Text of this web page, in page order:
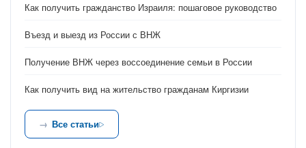
Как получить гражданство Израиля: пошаговое руководство
Въезд и выезд из России с ВНЖ
Получение ВНЖ через воссоединение семьи в России
Как получить вид на жительство гражданам Киргизии
Все статьи